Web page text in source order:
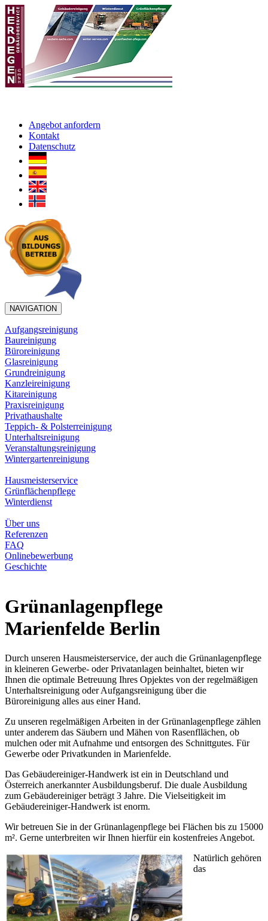
Angebot anfordern
Kontakt
Datenschutz
NAVIGATION
Aufgangsreinigung
Baureinigung
Büroreinigung
Glasreinigung
Grundreinigung
Kanzleireinigung
Kitareinigung
Praxisreinigung
Privathaushalte
Teppich- & Polsterreinigung
Unterhaltsreinigung
Veranstaltungsreinigung
Wintergartenreinigung
Hausmeisterservice
Grünflächenpflege
Winterdienst
Über uns
Referenzen
FAQ
Onlinebewerbung
Geschichte
Grünanlagenpflege
Marienfelde Berlin
Durch unseren Hausmeisterservice, der auch die Grünanlagenpflege
in kleineren Gewerbe- oder Privatanlagen beinhaltet, bieten wir
Ihnen die optimale Betreuung Ihres Opjektes von der regelmäßigen
Unterhaltsreinigung oder Aufgangsreinigung über die
Büroreinigung alles aus einer Hand.
Zu unseren regelmäßigen Arbeiten in der Grünanlagenpflege zählen
unter anderem das Säubern und Mähen von Rasenfllächen, ob
mulchen oder mit Aufnahme und entsorgen des Schnittgutes. Für
Gewerbe oder Privatkunden in Marienfelde.
Das Gebäudereiniger-Handwerk ist ein in Deutschland und
Österreich anerkannter Ausbildungsberuf. Die duale Ausbildung
zum Gebäudereiniger beträgt 3 Jahre. Die Vielseitigkeit im
Gebäudereiniger-Handwerk ist enorm.
Wir betreuen Sie in der Grünanlagenpflege bei Flächen bis zu 15000
m². Gerne unterbreiten wir Ihnen hierfür ein kostenfreies Angebot.
Natürlich gehören
das